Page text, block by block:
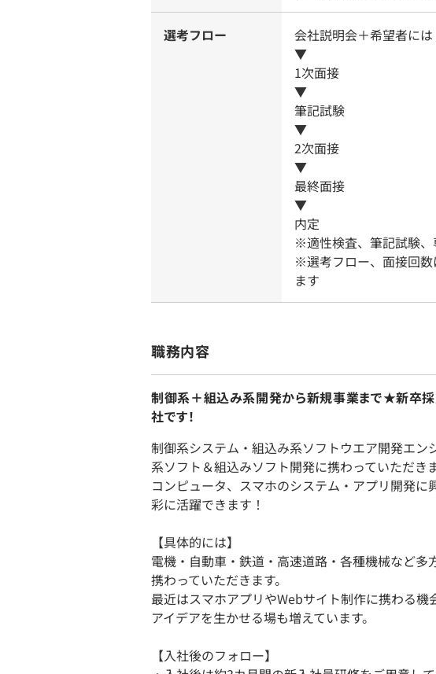
選考フロー
会社説明会＋希望者には
▼
1次面接
▼
筆記試験
▼
2次面接
▼
最終面接
▼
内定
※適性検査、筆記試験、
※選考フロー、面接回数
ます
職務内容
制御系＋組込み系開発から新規事業まで★新卒採
社です！
制御系システム・組込み系ソフトウエア開発エ
系ソフト＆組込みソフト開発に携わっていただきま
コンピュータ、スマホのシステム・アプリ開発
彩に活躍できます！
【具体的には】
電機・自動車・鉄道・高速道路・各種機械など
携わっていただきます。
最近はスマホアプリやWebサイト制作に携わる
アイデアを生かせる場も増えています。
【入社後のフォロー】